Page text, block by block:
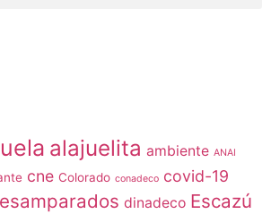
alajuelita ambiente ANAI
cne Colorado conadeco covid-19
dinadeco Escazú